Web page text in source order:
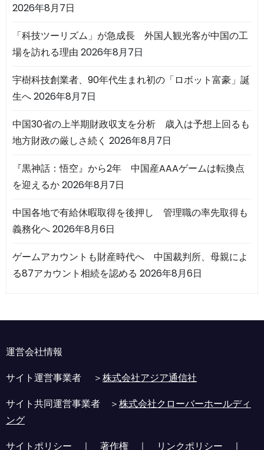
2026年8月7日
「科技ツーリズム」が急成長 外国人観光客が中国の工
場を訪れる理由 2026年8月7日
宇樹科技創業者、90年代生まれ初の「ロボット富豪」誕
生へ2026年8月7日
中国30省の上半期財政収支を分析 歳入は予想上回るも
地方財政の厳しさ続く 2026年8月7日
『黒神話：悟空』から2年 中国産AAAゲームは転換点
を迎えるか2026年8月7日
中国各地で有給休暇取得を後押し 管理職の率先取得も
義務化へ2026年8月6日
ゲームアカウントも財産時代へ 中国裁判所、母親によ
る87アカウント相続を認める 2026年8月6日
運営会社情報
サイト運営事業者 ＞株式会社アジア通信社
サイト共同運営事業者 ＞株式会社クローバーホールディ
ング
サイトポリシー ｜ 著作権 ｜ リンクポリシー ｜